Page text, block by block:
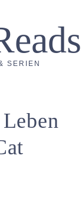
SERIEN